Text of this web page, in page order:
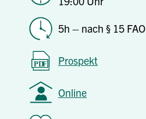
5h – nach § 15 FAO
Prospekt
Online